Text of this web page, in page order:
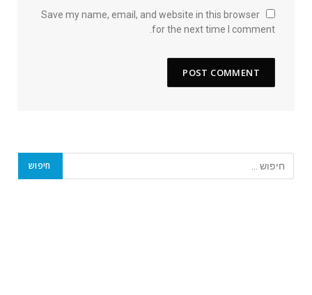
Save my name, email, and website in this browser
for the next time I comment.